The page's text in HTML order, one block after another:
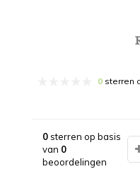
0 sterren
0sterren op basis
van 0
beoordelingen